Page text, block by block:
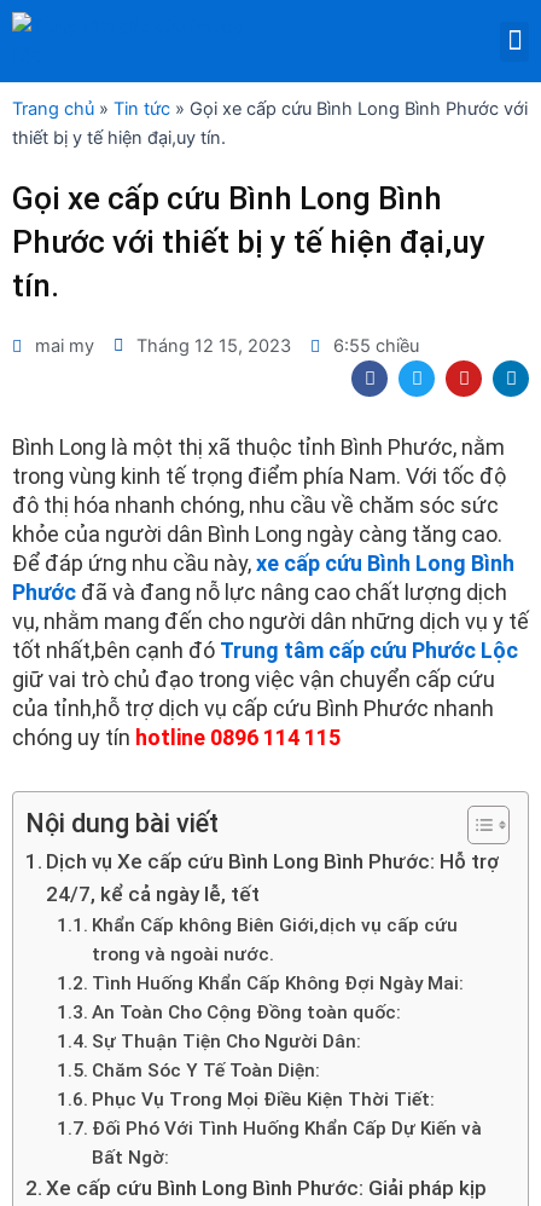
Nhảy
dung
Trang chủ » Tin tức » Gọi xe cấp cứu Bình Long Bình Phước với
thiết bị y tế hiện đại,uy tín.
Gọi xe cấp cứu Bình Long Bình
Phước với thiết bị y tế hiện đại,uy
tín.
mai my Tháng 12 15, 2023 6:55 chiều
F
a
c
b
o
o
k
T
w
i
t
e
r
Y
o
u
u
b
e
L
i
n
Bình Long là một thị xã thuộc tỉnh Bình Phước, nằm
trong vùng kinh tế trọng điểm phía Nam. Với tốc độ
đô thị hóa nhanh chóng, nhu cầu về chăm sóc sức
khỏe của người dân Bình Long ngày càng tăng cao.
Để đáp ứng nhu cầu này,xe cấp cứu Bình Long Bình
Phước đã và đang nỗ lực nâng cao chất lượng dịch
vụ, nhằm mang đến cho người dân những dịch vụ y tế
tốt nhất,bên cạnh đó Trung tâm cấp cứu Phước Lộc
giữ vai trò chủ đạo trong việc vận chuyển cấp cứu
của tỉnh,hỗ trợ dịch vụ cấp cứu Bình Phước nhanh
chóng uy tín hotline 0896 114 115
Nội dung bài viết
Dịch vụ Xe cấp cứu Bình Long Bình Phước: Hỗ trợ
24/7, kể cả ngày lễ, tết
Khẩn Cấp không Biên Giới,dịch vụ cấp cứu
trong và ngoài nước.
Tình Huống Khẩn Cấp Không Đợi Ngày Mai:
An Toàn Cho Cộng Đồng toàn quốc:
Sự Thuận Tiện Cho Người Dân:
Chăm Sóc Y Tế Toàn Diện:
Phục Vụ Trong Mọi Điều Kiện Thời Tiết:
Đối Phó Với Tình Huống Khẩn Cấp Dự Kiến và
Bất Ngờ:
Xe cấp cứu Bình Long Bình Phước: Giải pháp kịp